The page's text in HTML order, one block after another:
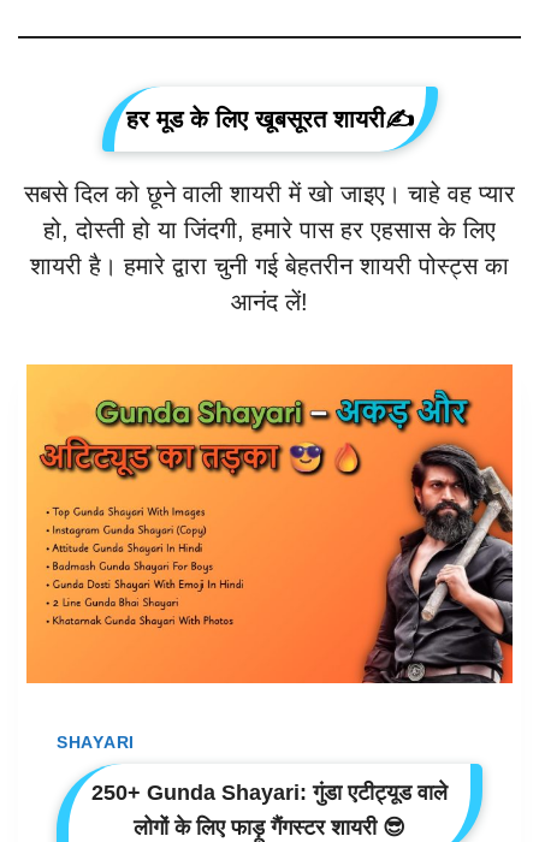
हर मूड के लिए खूबसूरत शायरी✍️
सबसे दिल को छूने वाली शायरी में खो जाइए। चाहे वह प्यार
हो, दोस्ती हो या जिंदगी, हमारे पास हर एहसास के लिए
शायरी है। हमारे द्वारा चुनी गई बेहतरीन शायरी पोस्ट्स का
आनंद लें!
SHAYARI
250+ Gunda Shayari: गुंडा एटीट्यूड वाले
लोगों के लिए फाड़ू गैंगस्टर शायरी 😎